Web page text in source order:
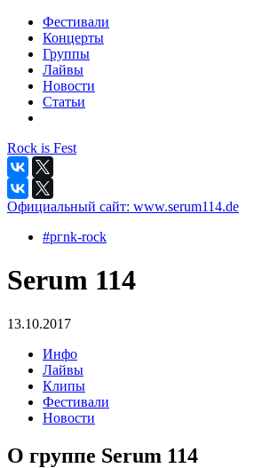
Фестивали
Концерты
Группы
Лайвы
Новости
Статьи
Rock is Fest
Официальный сайт: www.serum114.de
#pгnk-roсk
Serum 114
13.10.2017
Инфо
Лайвы
Клипы
Фестивали
Новости
О группе Serum 114